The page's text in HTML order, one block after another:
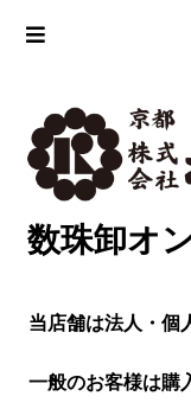
数珠卸オ
当店舗は法人・個
一般のお客様は購